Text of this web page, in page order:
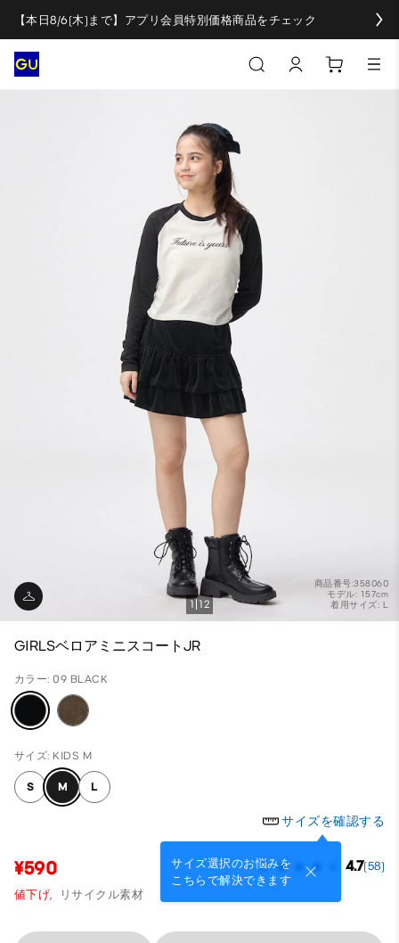
【本日8/6(木)まで】アプリ会員特別価格商品をチェック
商品番号:358060
モデル: 157cm
着用サイズ: L
1 12
GIRLSベロアミニスコートJR
カラー: 09 BLACK
サイズ: KIDS M
S M L
サイズを確認する
サイズ選択のお悩みを
こちらで解決できます
¥590 4.7(58)
値下げ, リサイクル素材